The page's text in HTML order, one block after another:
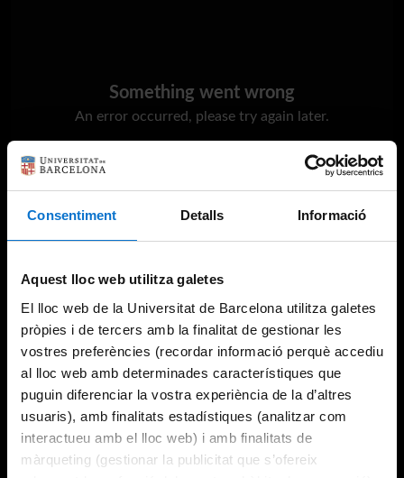
Consentiment Detalls Informació
Aquest lloc web utilitza galetes
El lloc web de la Universitat de Barcelona utilitza galetes
pròpies i de tercers amb la finalitat de gestionar les
vostres preferències (recordar informació perquè accediu
al lloc web amb determinades característiques que
puguin diferenciar la vostra experiència de la d’altres
usuaris), amb finalitats estadístiques (analitzar com
interactueu amb el lloc web) i amb finalitats de
màrqueting (gestionar la publicitat que s’ofereix
Something went wrong
An error occurred, please try again later.